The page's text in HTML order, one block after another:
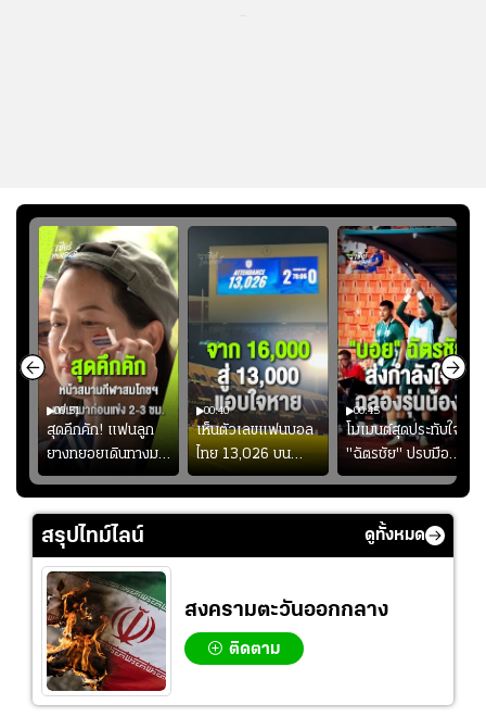
00:51
สุดคึกคัก! แฟนลูก
ยางทยอยเดินทางมา
หน้าสนามกีฬา
สมโภชฯ กันอย่าง
คึกคัก ก่อนเกมเริ่ม
2-3 ชั่วโมง
00:40
เห็นตัวเลขแฟนบอล
ไทย 13,026 บน
สกอร์บอร์ดแล้วแอบ
ใจหาย น้อยกว่านัดที่
00:45
โมเมนต์สุดประทับใจ!
"ฉัตรชัย" ปรบมือ
ฉลองประตูแรกให้
ดาวรุ่ง "เจะฮานาฟี"
ในสีเสื้อช้างศึกชุด
สรุปไทม์ไลน์ ดูทั้งหมด
สงครามตะวันออกกลาง
ติดตาม